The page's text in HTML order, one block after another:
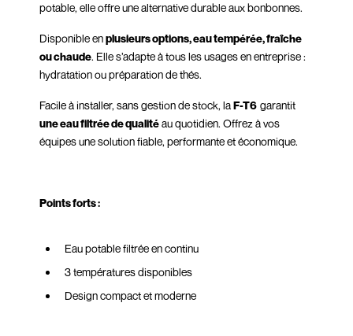
potable, elle offre une alternative durable aux bonbonnes.
Disponible enplusieurs options, eau tempérée, fraîche
ou chaude. Elle s’adapte à tous les usages en entreprise :
hydratation ou préparation de thés.
Facile à installer, sans gestion de stock, laF-T6 garantit
une eau filtrée de qualitéau quotidien. Offrez à vos
équipes une solution fiable, performante et économique.
Points forts :
Eau potable filtrée en continu
3 températures disponibles
Design compact et moderne